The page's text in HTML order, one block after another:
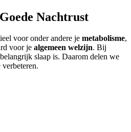
Nachtrust
voor onder andere je metabolisme,
voor je algemeen welzijn. Bij
slaap is. Daarom delen we